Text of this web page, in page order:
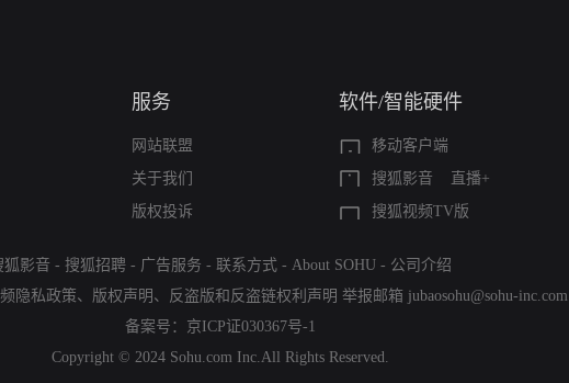
服务
网站联盟
关于我们
版权投诉
软件/智能硬件
移动客户端
搜狐影音
直播+
搜狐视频TV版
狐影音 - 搜狐招聘 - 广告服务 - 联系方式 - About SOHU - 公司介绍
隐私政策、 版权声明 、 反盗版和反盗链权利声明 举报邮箱 jubaosohu@sohu-inc.com
备案号： 京ICP证030367号-1
Copyright © 2024 Sohu.com Inc.All Rights Reserved.